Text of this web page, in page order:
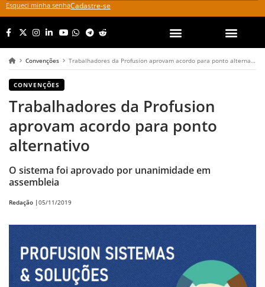
Esqueci minha senhaCadastre-se
Convenções Trabalhadores da Profusion aprovam acordo para ponto alternativo
CONVENÇÕES
Trabalhadores da Profusion
aprovam acordo para ponto
alternativo
O sistema foi aprovado por unanimidade em
assembleia
Redação |05/11/2019